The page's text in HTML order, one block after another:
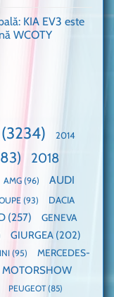
KIA EV3 este
WCOTY
(3234) 2014
2018
AMG (96)
AUDI
(93)
DACIA
(257)
GENEVA
GIURGEA (202)
(95)
MERCEDES-
MOTORSHOW
PEUGEOT(85)